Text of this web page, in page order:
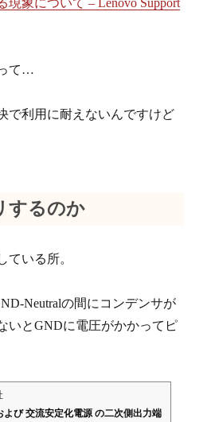
現象について – Lenovo Support
て…
で利用に耐えないんですけど
するのか
ている所。
Neutralの間にコンデンサが
いとGNDに電圧がかかってピ
よび 交流安定化電源 の二次側出力端